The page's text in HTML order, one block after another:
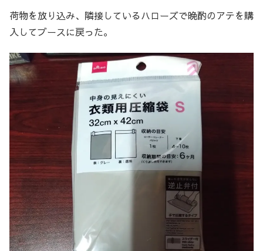
荷物を放り込み、隣接しているハローズで晩酌のアテを購
入してブースに戻った。